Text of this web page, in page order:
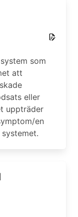
som
att
eller
uppträder
en